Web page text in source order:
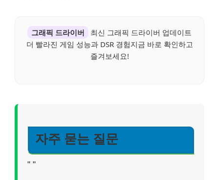
그래픽 드라이버
최신 그래픽 드라이버 업데이트
더 빨라진 게임 성능과 DSR 경험지금 바로 확인하고
즐겨보세요!
자주 묻는 질문
" "